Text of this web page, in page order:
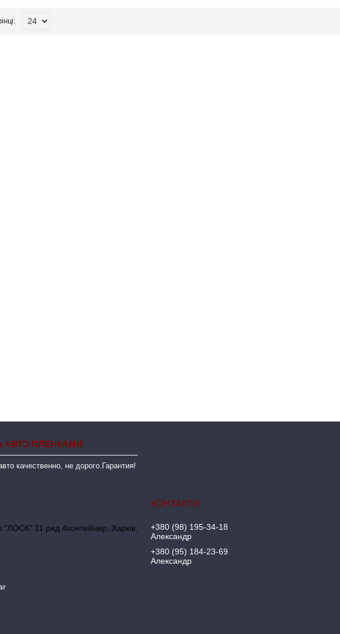
АВТО ПЛЕНКАМИ
качественно, не дорого.Гарантия!
"ЛОСК" 11 ряд 4контейнер, Харків,
+380 (98) 195-34-18
Александр
+380 (95) 184-23-69
Александр